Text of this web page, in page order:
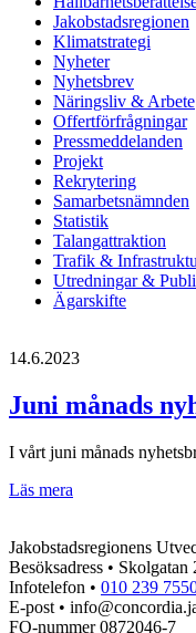
Jakobstadsregionen
Klimatstrategi
Nyheter
Nyhetsbrev
Näringsliv & Arbete
Offertförfrågningar
Pressmeddelanden
Projekt
Rekrytering
Samarbetsnämnden
Statistik
Talangattraktion
Trafik &
Utredningar &
Ägarskifte
14.6.2023
Juni månads
I vårt juni månads
Läs mera
är
nu
ute
(6/23)
Jakobstadsregionens
Besöksadress •
Infotelefon • 010 239
E-post •
FO-nummer 0872046-7